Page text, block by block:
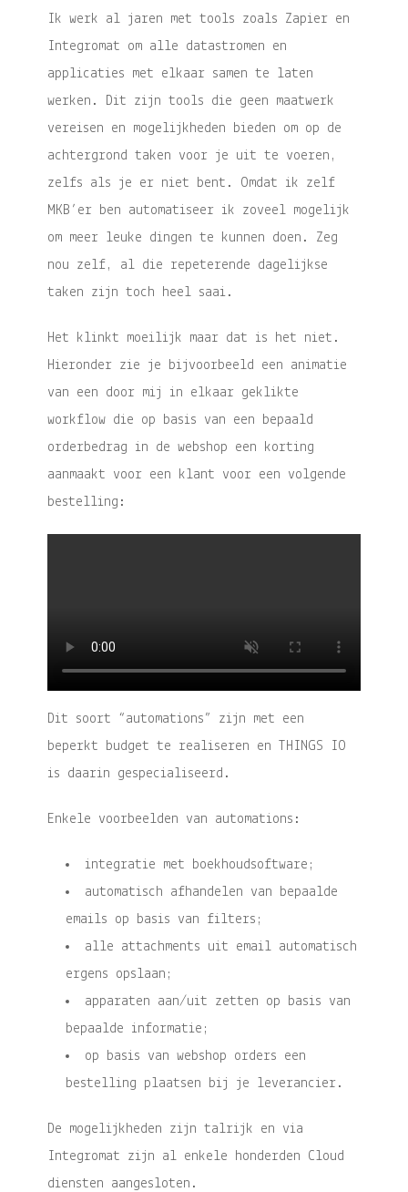
Ik werk al jaren met tools zoals Zapier en
Integromat om alle datastromen en
applicaties met elkaar samen te laten
werken. Dit zijn tools die geen maatwerk
vereisen en mogelijkheden bieden om op de
achtergrond taken voor je uit te voeren,
zelfs als je er niet bent. Omdat ik zelf
MKB’er ben automatiseer ik zoveel mogelijk
om meer leuke dingen te kunnen doen. Zeg
nou zelf, al die repeterende dagelijkse
taken zijn toch heel saai.
Het klinkt moeilijk maar dat is het niet.
Hieronder zie je bijvoorbeeld een animatie
van een door mij in elkaar geklikte
workflow die op basis van een bepaald
orderbedrag in de webshop een korting
aanmaakt voor een klant voor een volgende
bestelling:
Dit soort “automations” zijn met een
beperkt budget te realiseren en THINGS IO
is daarin gespecialiseerd.
Enkele voorbeelden van automations:
integratie met boekhoudsoftware;
automatisch afhandelen van bepaalde
emails op basis van filters;
alle attachments uit email automatisch
ergens opslaan;
apparaten aan/uit zetten op basis van
bepaalde informatie;
op basis van webshop orders een
bestelling plaatsen bij je leverancier.
De mogelijkheden zijn talrijk en via
Integromat zijn al enkele honderden Cloud
diensten aangesloten.